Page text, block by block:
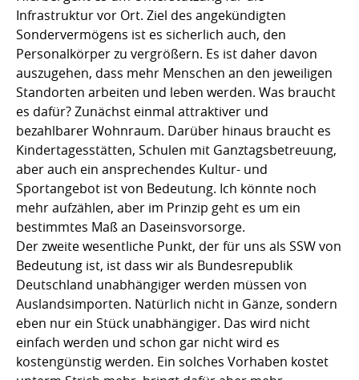
Infrastruktur vor Ort. Ziel des angekündigten
Sondervermögens ist es sicherlich auch, den
Personalkörper zu vergrößern. Es ist daher davon
auszugehen, dass mehr Menschen an den jeweiligen
Standorten arbeiten und leben werden. Was braucht
es dafür? Zunächst einmal attraktiver und
bezahlbarer Wohnraum. Darüber hinaus braucht es
Kindertagesstätten, Schulen mit Ganztagsbetreuung,
aber auch ein ansprechendes Kultur- und
Sportangebot ist von Bedeutung. Ich könnte noch
mehr aufzählen, aber im Prinzip geht es um ein
bestimmtes Maß an Daseinsvorsorge.
Der zweite wesentliche Punkt, der für uns als SSW von
Bedeutung ist, ist dass wir als Bundesrepublik
Deutschland unabhängiger werden müssen von
Auslandsimporten. Natürlich nicht in Gänze, sondern
eben nur ein Stück unabhängiger. Das wird nicht
einfach werden und schon gar nicht wird es
kostengünstig werden. Ein solches Vorhaben kostet